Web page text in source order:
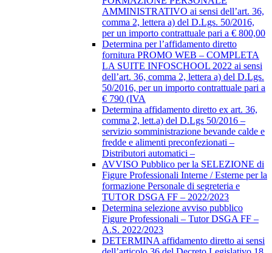
AMMINISTRATIVO ai sensi dell’art. 36,
comma 2, lettera a) del D.Lgs. 50/2016,
per un importo contrattuale pari a € 800,00
Determina per l’affidamento diretto
fornitura PROMO WEB – COMPLETA
LA SUITE INFOSCHOOL 2022 ai sensi
dell’art. 36, comma 2, lettera a) del D.Lgs.
50/2016, per un importo contrattuale pari a
€ 790 (IVA
Determina affidamento diretto ex art. 36,
comma 2, lett.a) del D.Lgs 50/2016 –
servizio somministrazione bevande calde e
fredde e alimenti preconfezionati –
Distributori automatici –
AVVISO Pubblico per la SELEZIONE di
Figure Professionali Interne / Esterne per la
formazione Personale di segreteria e
TUTOR DSGA FF – 2022/2023
Determina selezione avviso pubblico
Figure Professionali – Tutor DSGA FF –
A.S. 2022/2023
DETERMINA affidamento diretto ai sensi